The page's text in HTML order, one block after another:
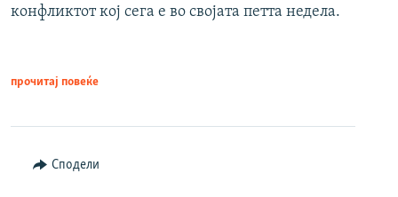
конфликтот кој сега е во својата петта недела.
прочитај повеќе
Сподели